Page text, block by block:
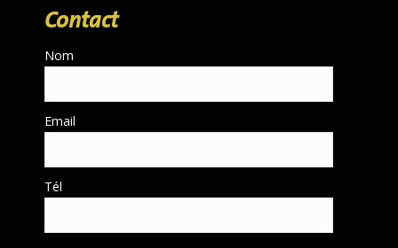
Contact
Nom
Email
Tél